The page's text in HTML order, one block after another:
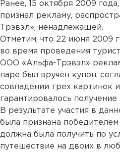
Ранее, 15 октября 2009
признал рекламу,
Трэвэл», ненадлежащей.
Отметим, что 22 июня 2009
во время проведения
ООО «Альфа-Трэвэл»
паре был вручен купон,
совпадении трех картинок
гарантировалось получение
В результате участия в
была признана победителем
должна была получить по
путешествие на двоих в